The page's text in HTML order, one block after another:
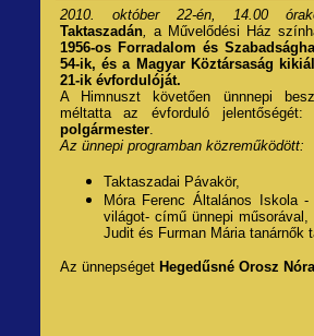
2010. október 22-én, 14.00
Taktaszadán, a Művelődési Ház
1956-os Forradalom és
54-ik, és a Magyar Köztársaság
21-ik évfordulóját.
A Himnuszt követően ünnnepi
méltatta az évforduló
polgármester.
Az ünnepi programban közreműködött:
Taktaszadai Pávakör,
Móra Ferenc Általános Iskola
világot- című ünnepi műsorával,
Judit és Furman Mária tanárnők
Az ünnepséget Hegedűsné Orosz